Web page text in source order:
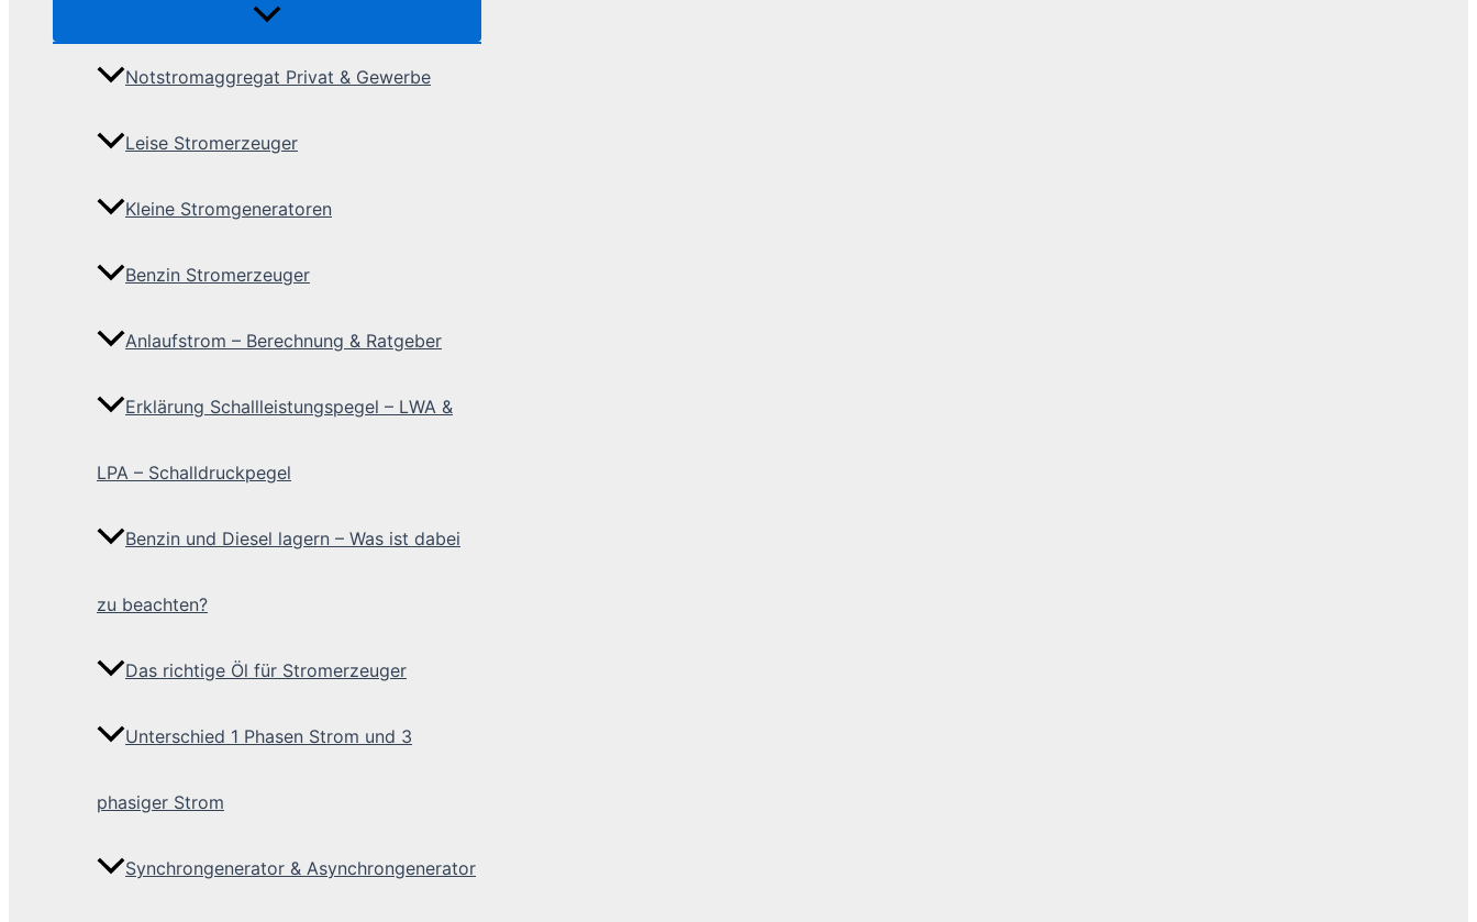
Notstromaggregat Privat & Gewerbe
Leise Stromerzeuger
Kleine Stromgeneratoren
Benzin Stromerzeuger
Anlaufstrom – Berechnung & Ratgeber
Erklärung Schallleistungspegel – LWA &
LPA – Schalldruckpegel
Benzin und Diesel lagern – Was ist dabei
zu beachten?
Das richtige Öl für Stromerzeuger
Unterschied 1 Phasen Strom und 3
phasiger Strom
Synchrongenerator & Asynchrongenerator